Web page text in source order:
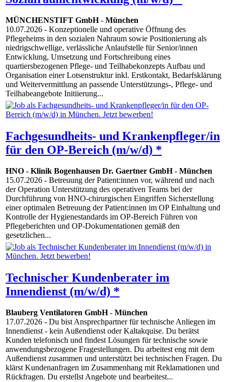
MÜNCHENSTIFT GmbH- München
10.07.2026 - Konzeptionelle und operative Öffnung des
Pflegeheims in den sozialen Nahraum sowie Positionierung als
niedrigschwellige, verlässliche Anlaufstelle für Senior/innen
Entwicklung, Umsetzung und Fortschreibung eines
quartiersbezogenen Pflege- und Teilhabekonzepts Aufbau und
Organisation einer Lotsenstruktur inkl. Erstkontakt, Bedarfsklärung
und Weitervermittlung an passende Unterstützungs-, Pflege- und
Teilhabeangebote Initiierung...
Fachgesundheits- und Krankenpfleger/in
für den OP-Bereich (m/w/d) *
HNO - Klinik Bogenhausen Dr. Gaertner GmbH- München
15.07.2026 - Betreuung der Patient:innen vor, während und nach
der Operation Unterstützung des operativen Teams bei der
Durchführung von HNO-chirurgischen Eingriffen Sicherstellung
einer optimalen Betreuung der Patient:innen im OP Einhaltung und
Kontrolle der Hygienestandards im OP-Bereich Führen von
Pflegeberichten und OP-Dokumentationen gemäß den
gesetzlichen...
Technischer Kundenberater im
Innendienst (m/w/d) *
Blauberg Ventilatoren GmbH- München
17.07.2026 - Du bist Ansprechpartner für technische Anliegen im
Innendienst - kein Außendienst oder Kaltakquise. Du berätst
Kunden telefonisch und findest Lösungen für technische sowie
anwendungsbezogene Fragestellungen. Du arbeitest eng mit dem
Außendienst zusammen und unterstützt bei technischen Fragen. Du
klärst Kundenanfragen im Zusammenhang mit Reklamationen und
Rückfragen. Du erstellst Angebote und bearbeitest...